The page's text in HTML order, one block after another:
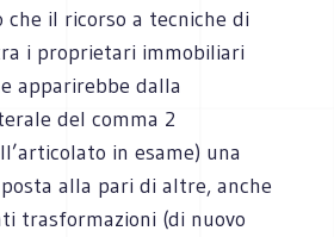
il ricorso a tecniche di
i proprietari immobiliari
apparirebbe dalla
del comma 2
in esame) una
alla pari di altre, anche
trasformazioni (di nuovo